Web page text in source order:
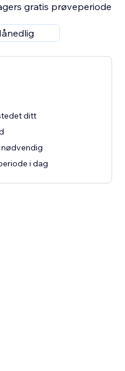
gratis prøveperiode
ditt
i dag